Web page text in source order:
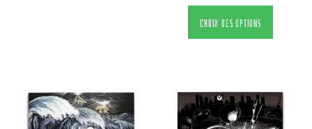
CHOIX DES OPTIONS